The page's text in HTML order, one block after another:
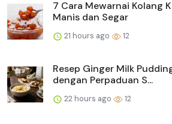
7 Cara Mewarnai Kolang
Manis dan Segar
21 hours ago 12
Resep Ginger Milk
dengan Perpaduan S...
22 hours ago 12